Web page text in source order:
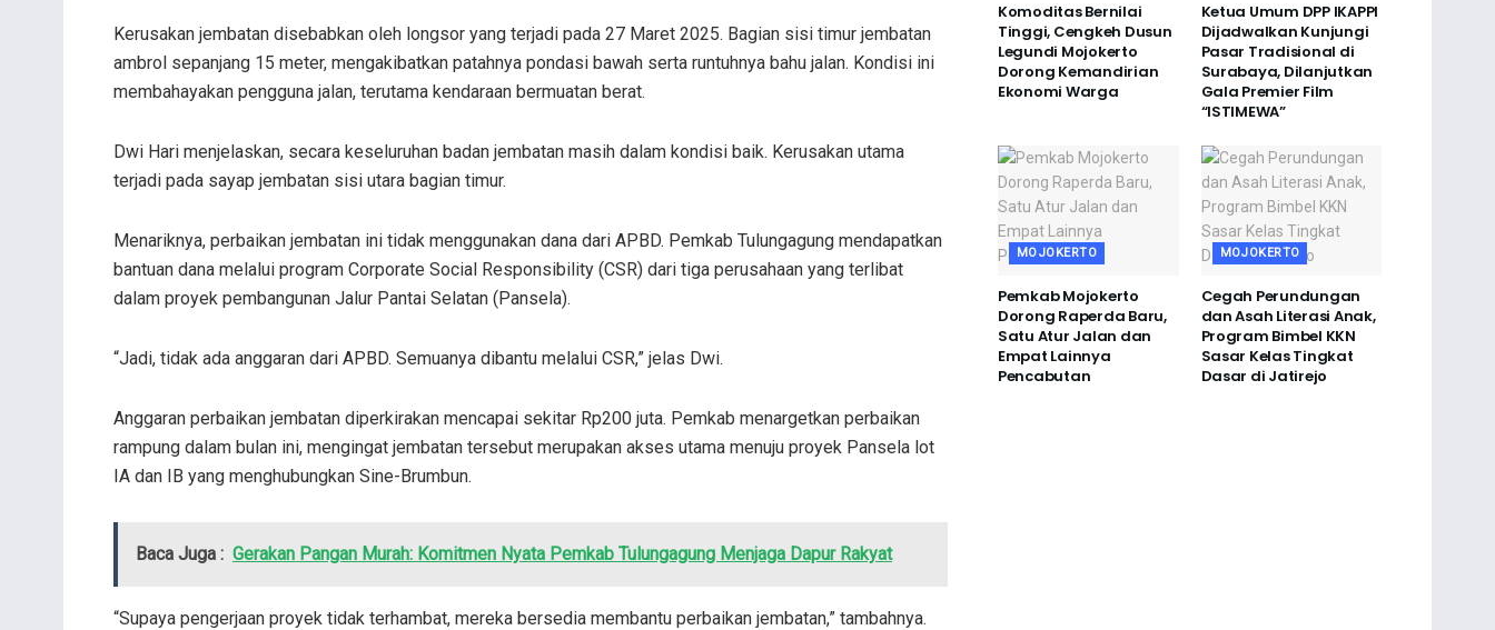
Kerusakan jembatan disebabkan oleh longsor yang terjadi pada 27 Maret 2025. Bagian sisi timur jembatan
ambrol sepanjang 15 meter, mengakibatkan patahnya pondasi bawah serta runtuhnya bahu jalan. Kondisi ini
membahayakan pengguna jalan, terutama kendaraan bermuatan berat.
Dwi Hari menjelaskan, secara keseluruhan badan jembatan masih dalam kondisi baik. Kerusakan utama
terjadi pada sayap jembatan sisi utara bagian timur.
Menariknya, perbaikan jembatan ini tidak menggunakan dana dari APBD. Pemkab Tulungagung mendapatkan
bantuan dana melalui program Corporate Social Responsibility (CSR) dari tiga perusahaan yang terlibat
dalam proyek pembangunan Jalur Pantai Selatan (Pansela).
“Jadi, tidak ada anggaran dari APBD. Semuanya dibantu melalui CSR,” jelas Dwi.
Anggaran perbaikan jembatan diperkirakan mencapai sekitar Rp200 juta. Pemkab menargetkan perbaikan
rampung dalam bulan ini, mengingat jembatan tersebut merupakan akses utama menuju proyek Pansela lot
IA dan IB yang menghubungkan Sine-Brumbun.
Baca Juga : Gerakan Pangan Murah: Komitmen Nyata Pemkab Tulungagung Menjaga Dapur Rakyat
“Supaya pengerjaan proyek tidak terhambat, mereka bersedia membantu perbaikan jembatan,” tambahnya.
Komoditas Bernilai
Tinggi, Cengkeh Dusun
Legundi Mojokerto
Dorong Kemandirian
Ekonomi Warga
Ketua Umum DPP IKAPPI
Dijadwalkan Kunjungi
Pasar Tradisional di
Surabaya, Dilanjutkan
Gala Premier Film
“ISTIMEWA”
MOJOKERTO
Pemkab Mojokerto
Dorong Raperda Baru,
Satu Atur Jalan dan
Empat Lainnya
Pencabutan
MOJOKERTO
Cegah Perundungan
dan Asah Literasi Anak,
Program Bimbel KKN
Sasar Kelas Tingkat
Dasar di Jatirejo